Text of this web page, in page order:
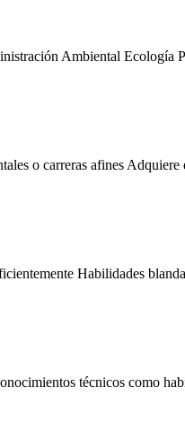
Ambiental Ecología
o carreras afines Adquiere
Habilidades
técnicos como